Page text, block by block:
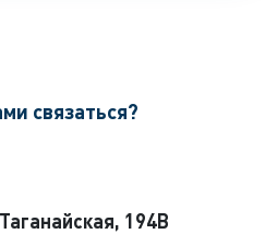
связаться?
194В